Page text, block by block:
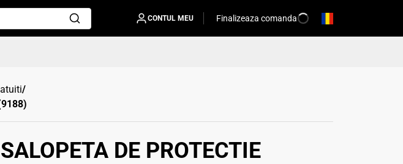
CONTUL MEU Finalizeaza comanda
/
SALOPETA DE PROTECTIE